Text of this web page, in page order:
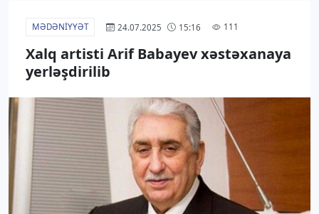
MƏDƏNIYYƏT 24.07.2025 15:16 111
Xalq artisti Arif Babayev xəstəxanaya
yerləşdirilib